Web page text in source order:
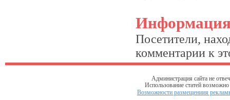
Посетители,
комментарии к
Администрация сайта не
Использование статей
Возможности размещениия